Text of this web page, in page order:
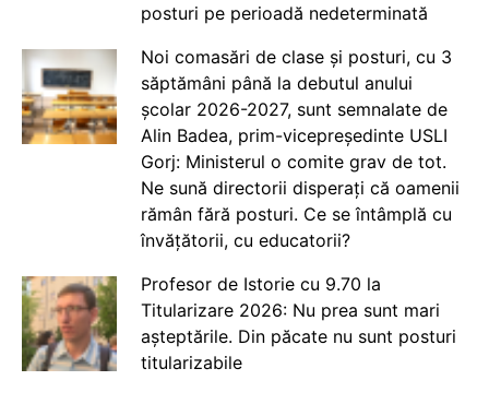
posturi pe perioadă nedeterminată
Noi comasări de clase și posturi, cu 3
săptămâni până la debutul anului
școlar 2026-2027, sunt semnalate de
Alin Badea, prim-vicepreședinte USLI
Gorj: Ministerul o comite grav de tot.
Ne sună directorii disperați că oamenii
rămân fără posturi. Ce se întâmplă cu
învățătorii, cu educatorii?
Profesor de Istorie cu 9.70 la
Titularizare 2026: Nu prea sunt mari
așteptările. Din păcate nu sunt posturi
titularizabile